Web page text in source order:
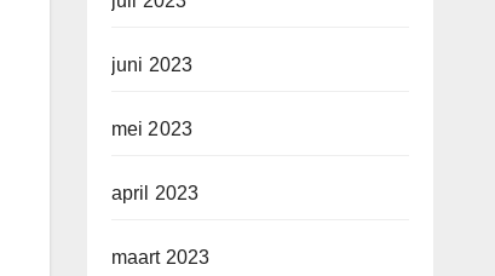
juni 2023
mei 2023
april 2023
maart 2023